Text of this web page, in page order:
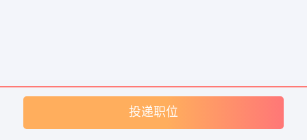
投递职位